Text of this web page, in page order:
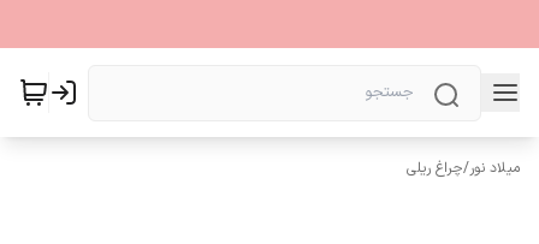
میلاد نور/چراغ ریلی